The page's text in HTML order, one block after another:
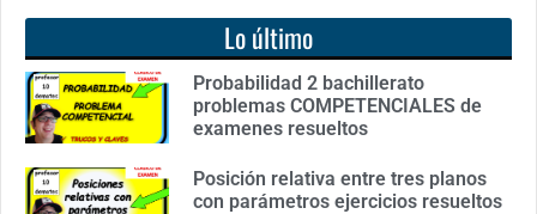
Lo último
Probabilidad 2 bachillerato
problemas COMPETENCIALES de
examenes resueltos
Posición relativa entre tres planos
con parámetros ejercicios resueltos